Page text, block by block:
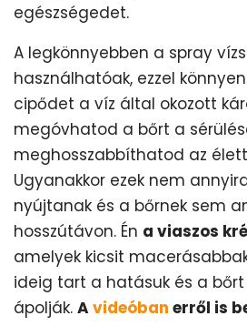
egészségedet.
A legkönnyebben a spray
használhatóak, ezzel
cipődet a víz által okozott
megóvhatod a bőrt a
meghosszabbíthatod az
Ugyanakkor ezek nem
nyújtanak és a bőrnek sem
hosszútávon. Én a viaszos
amelyek kicsit
ideig tart a hatásuk és a
ápolják. A videóban erről is